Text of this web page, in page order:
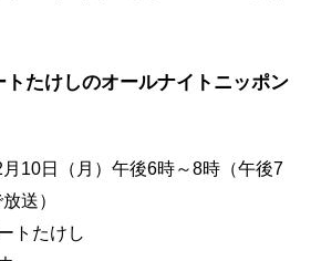
たけしのオールナイトニッポン
10日（月）午後6時～8時（午後7
送）
トたけし